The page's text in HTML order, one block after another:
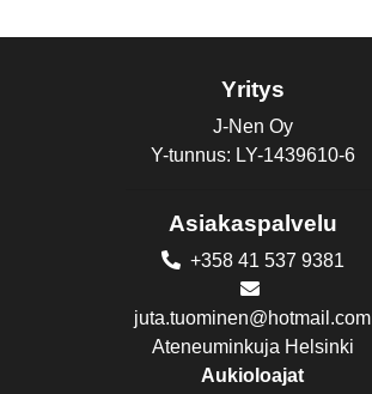
Yritys
J-Nen Oy
Y-tunnus: LY-1439610-6
Asiakaspalvelu
+358 41 537 9381
juta.tuominen@hotmail.com
Ateneuminkuja Helsinki
Aukioloajat